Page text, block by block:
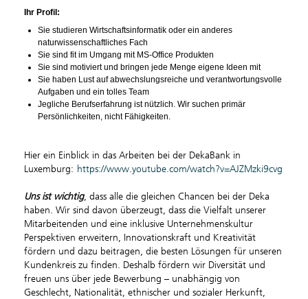
Ihr Profil:
Sie studieren Wirtschaftsinformatik oder ein anderes
naturwissenschaftliches Fach
Sie sind fit im Umgang mit MS-Office Produkten
Sie sind motiviert und bringen jede Menge eigene Ideen mit
Sie haben Lust auf abwechslungsreiche und verantwortungsvolle
Aufgaben und ein tolles Team
Jegliche Berufserfahrung ist nützlich. Wir suchen primär
Persönlichkeiten, nicht Fähigkeiten.
Hier ein Einblick in das Arbeiten bei der DekaBank in
Luxemburg: https://www.youtube.com/watch?v=AJZMzki9cvg
Uns ist wichtig, dass alle die gleichen Chancen bei der Deka
haben. Wir sind davon überzeugt, dass die Vielfalt unserer
Mitarbeitenden und eine inklusive Unternehmenskultur
Perspektiven erweitern, Innovationskraft und Kreativität
fördern und dazu beitragen, die besten Lösungen für unseren
Kundenkreis zu finden. Deshalb fördern wir Diversität und
freuen uns über jede Bewerbung – unabhängig von
Geschlecht, Nationalität, ethnischer und sozialer Herkunft,